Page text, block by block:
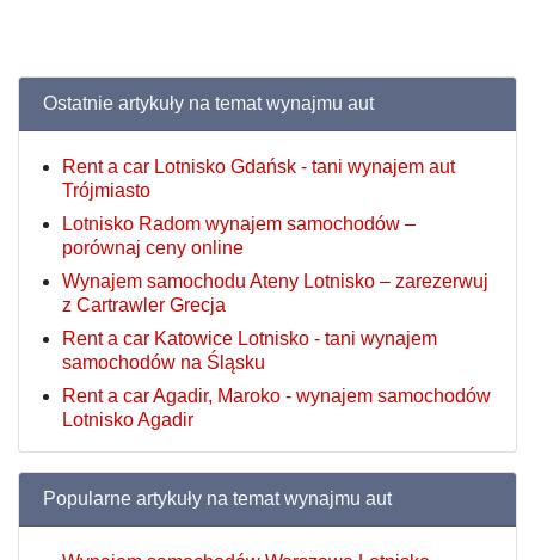
Ostatnie artykuły na temat wynajmu aut
Rent a car Lotnisko Gdańsk - tani wynajem aut
Trójmiasto
Lotnisko Radom wynajem samochodów –
porównaj ceny online
Wynajem samochodu Ateny Lotnisko – zarezerwuj
z Cartrawler Grecja
Rent a car Katowice Lotnisko - tani wynajem
samochodów na Śląsku
Rent a car Agadir, Maroko - wynajem samochodów
Lotnisko Agadir
Popularne artykuły na temat wynajmu aut